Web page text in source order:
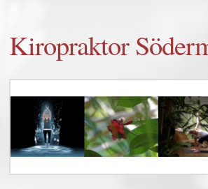
BEHANDLINGAR
Kiropraktor